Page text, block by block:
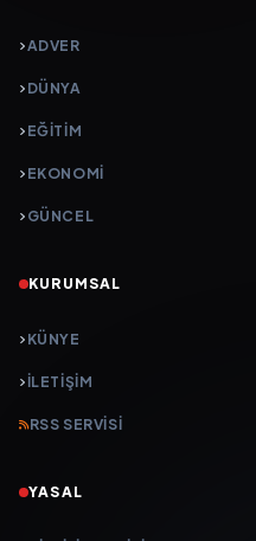
ADVER
DÜNYA
EĞİTİM
EKONOMİ
GÜNCEL
KURUMSAL
KÜNYE
İLETIŞIM
RSS SERVISI
YASAL